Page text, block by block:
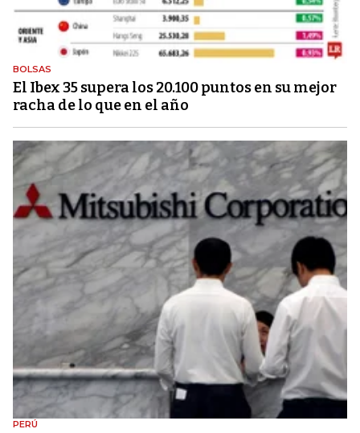
BOLSAS
El Ibex 35 supera los 20.100 puntos en su mejor
racha de lo que en el año
PERÚ